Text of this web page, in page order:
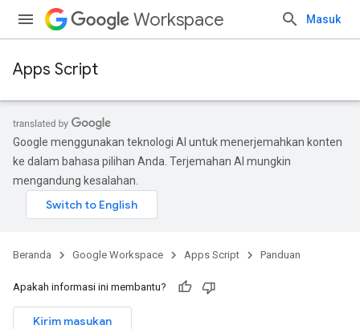
Workspace Masuk
Apps Script
Google menggunakan teknologi AI untuk menerjemahkan konten
ke dalam bahasa pilihan Anda. Terjemahan AI mungkin
mengandung kesalahan.
Beranda Google Workspace Apps Script Panduan
Apakah informasi ini membantu?
Kirim masukan